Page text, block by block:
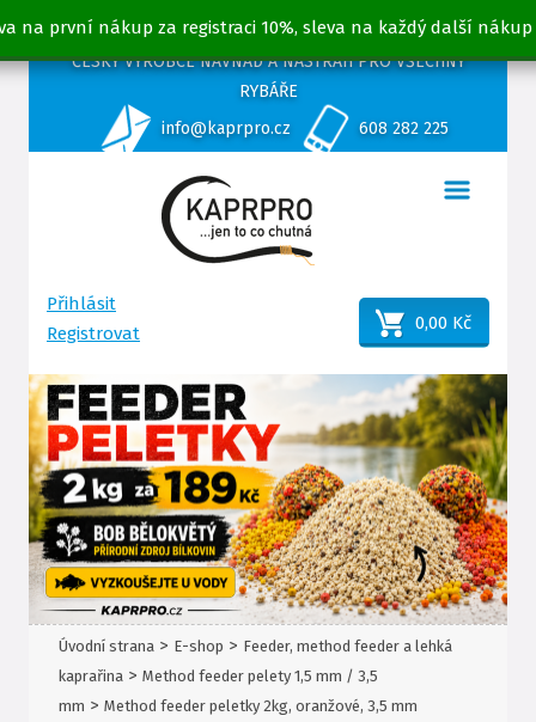
na první nákup za registraci 10%, sleva na každý další nákup
ČESKÝ VÝROBCE NÁVNAD A NÁSTRAH PRO VŠECHNY
RYBÁŘE
info@kaprpro.cz
608 282 225
Přihlásit
Registrovat
0,00 Kč
Úvodní strana > E-shop > Feeder, method feeder a lehká
kaprařina > Method feeder pelety 1,5 mm / 3,5
mm > Method feeder peletky 2kg, oranžové, 3,5 mm